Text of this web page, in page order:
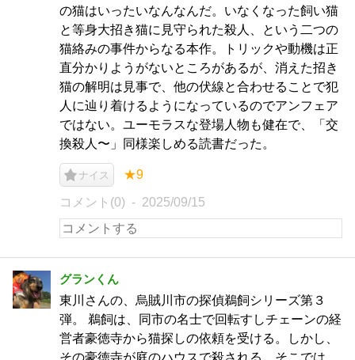
の猫はいったいなんなんだ。いなくなった飼い猫
と等身大招き猫に見守られた殺人、という二つの
猫絡みの事件からなる本作。トリックや動機は正
直分かりようがないところがあるが、消えた招き
猫の解明は見事で、他の伏線と合わせることで犯
人に辿り着けるようになっているのでアンフェア
ではない。ユーモラスな登場人物も健在で、「交
換殺人〜」同様楽しめる読書だった。
ナイス ★9
コメント(0) 2025/09/15
グランくん
東川さんの、烏賊川市の探偵鵜飼シリーズ第３
弾。 鵜飼は、同市の名士で回転すしチェーンの経
営者豪徳寺から猫探しの依頼を受ける。しかし、
その豪徳寺が庭のハウスで殺される。そこでは、